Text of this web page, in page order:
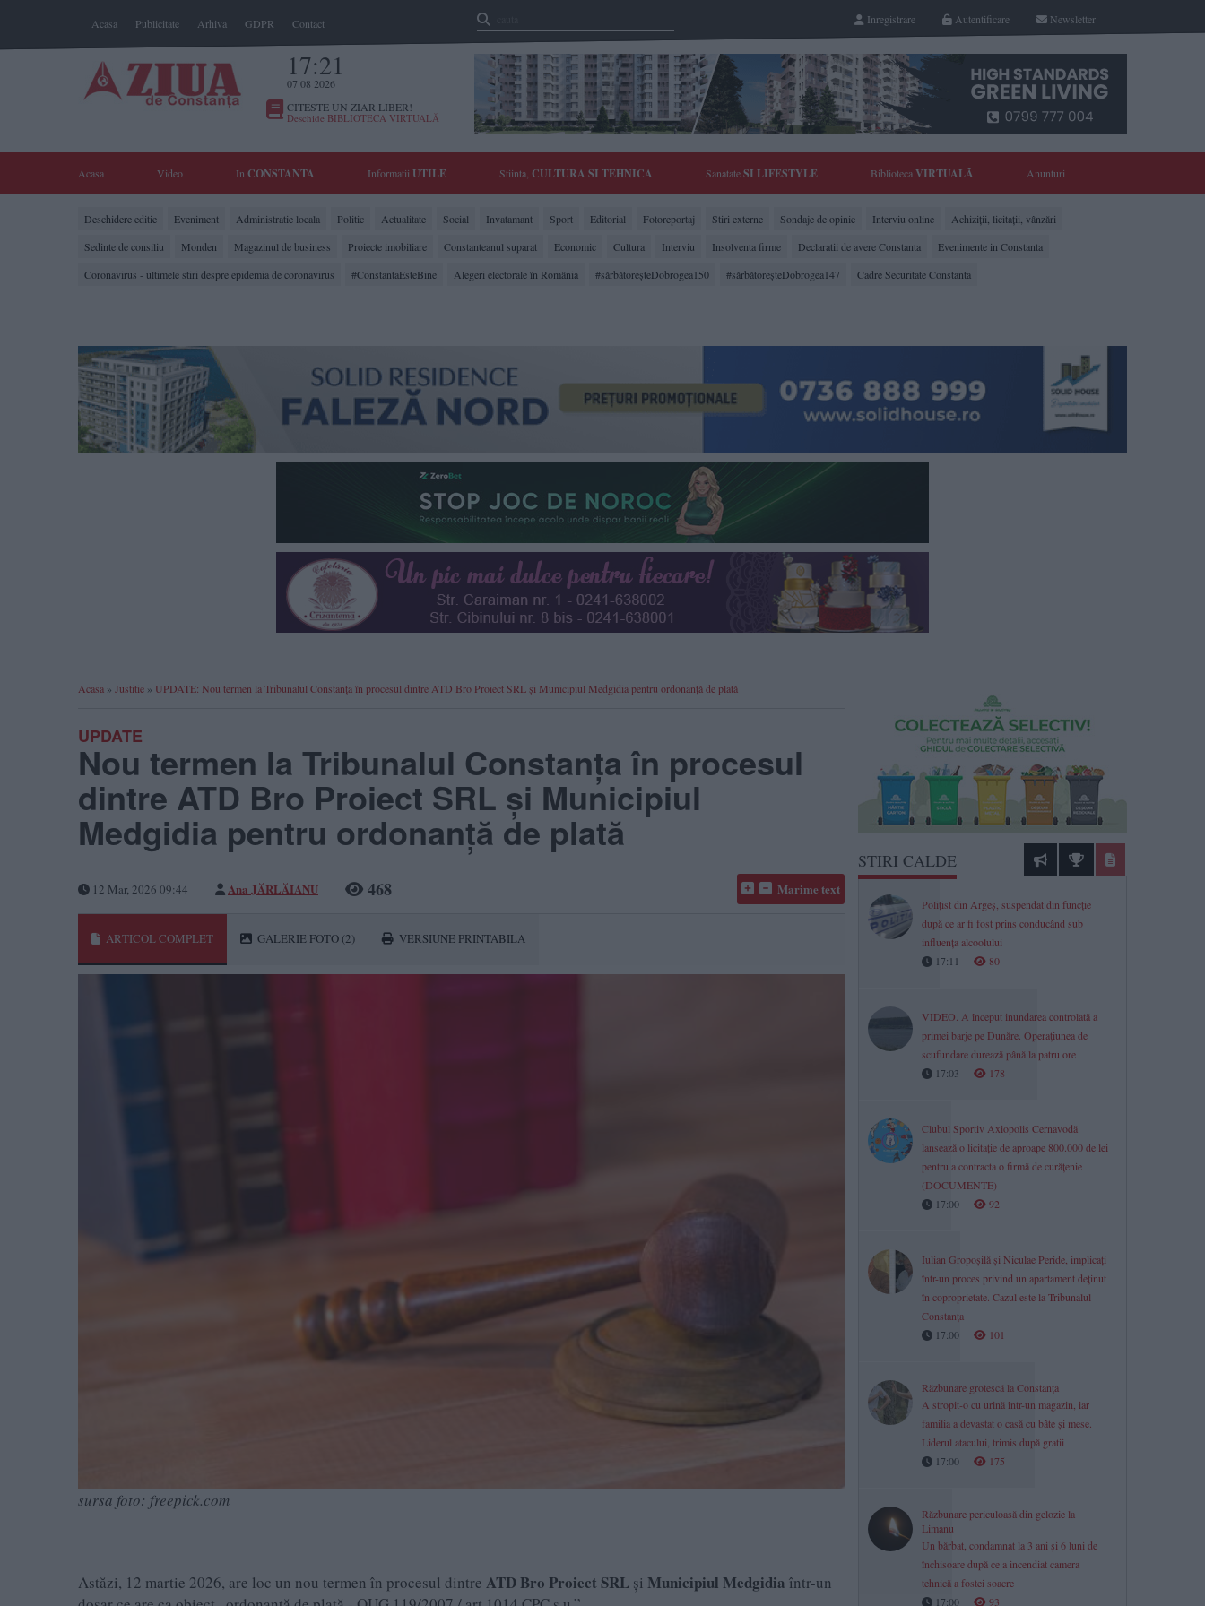
Acasa Publicitate Arhiva GDPR Contact Newsletter
Autentificare
Inregistrare
17:21
07 08 2026
CITESTE UN ZIAR LIBER!
Deschide BIBLIOTECA VIRTUALĂ
Acasa Video In CONSTANTA Informatii UTILE Stiinta, CULTURA SI TEHNICA SanatateSI LIFESTYLE BibliotecaVIRTUALĂ Anunturi
Deschidere editie Eveniment Administratie locala Politic Actualitate Social Invatamant Sport Editorial Fotoreportaj Stiri externe Sondaje de opinie Interviu online
Achiziții, licitații, vânzări
Sedinte de consiliu
Monden Magazinul de business Proiecte imobiliare Constanteanul suparat Economic Cultura Interviu Insolventa firme Declaratii de avere Constanta
Evenimente in Constanta
Coronavirus - ultimele stiri despre epidemia de coronavirus
#ConstantaEsteBine Alegeri electorale în România #sărbătoreşteDobrogea150 #sărbătoreşteDobrogea147 Cadre Securitate Constanta
Acasa » Justitie » UPDATE: Nou termen la Tribunalul Constanța în procesul dintre ATD Bro Proiect SRL și Municipiul Medgidia pentru ordonanță de plată
UPDATE
Nou termen la Tribunalul Constanța în procesul
dintre ATD Bro Proiect SRL și Municipiul
Medgidia pentru ordonanță de plată
12 Mar, 2026 09:44 Ana JĂRLĂIANU 468 Marime text
ARTICOL COMPLET GALERIE FOTO (2) VERSIUNE PRINTABILA
sursa foto: freepick.com
Astăzi, 12 martie 2026, are loc un nou termen în procesul dintre ATD Bro Proiect SRL și Municipiul Medgidia într-un
STIRI CALDE
Polițist din Argeș, suspendat din funcție
după ce ar fi fost prins conducând sub
influența alcoolului
17:11
80
VIDEO. A început inundarea controlată a
primei barje pe Dunăre. Operațiunea de
scufundare durează până la patru ore
17:03
178
Clubul Sportiv Axiopolis Cernavodă
lansează o licitație de aproape 800.000 de lei
pentru a contracta o firmă de curățenie
(DOCUMENTE)
17:00
92
Iulian Gropoșilă și Niculae Peride, implicați
într-un proces privind un apartament deținut
în coproprietate. Cazul este la Tribunalul
Constanța
17:00
101
Răzbunare grotescă la Constanța
A stropit-o cu urină într-un magazin, iar
familia a devastat o casă cu bâte și mese.
Liderul atacului, trimis după gratii
17:00
175
Răzbunare periculoasă din gelozie la
Limanu
Un bărbat, condamnat la 3 ani și 6 luni de
închisoare după ce a incendiat camera
tehnică a fostei soacre
17:00
93